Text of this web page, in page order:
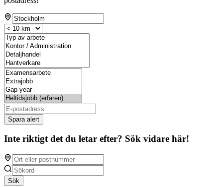
Spara alert
Inte riktigt det du letar efter? Sök vidare här!
Sök